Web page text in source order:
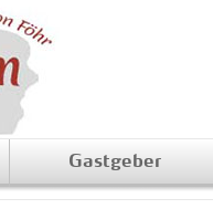
Gastgeber